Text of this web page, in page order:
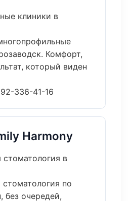
клиники в
Комфорт,
который виден
336-41-16
Harmony
стоматология в
стоматология по
без очередей,